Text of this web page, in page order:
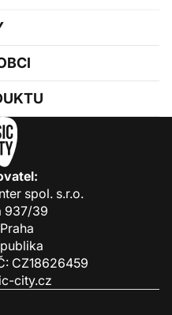
spol. s.r.o.
937/39
CZ18626459
city.cz